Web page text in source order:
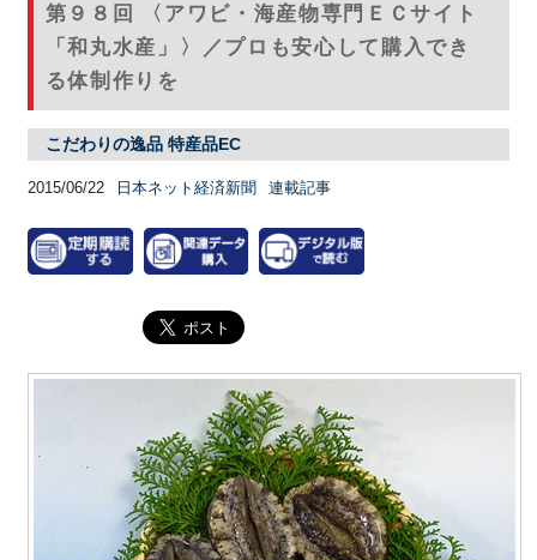
第９８回 〈アワビ・海産物専門ＥＣサイト
「和丸水産」〉／プロも安心して購入でき
る体制作りを
こだわりの逸品 特産品EC
2015/06/22 日本ネット経済新聞 連載記事